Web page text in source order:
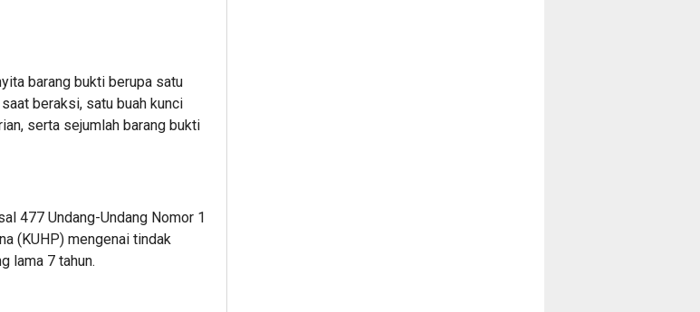
barang bukti berupa satu
beraksi, satu buah kunci
serta sejumlah barang bukti
477 Undang-Undang Nomor 1
(KUHP) mengenai tindak
lama 7 tahun.